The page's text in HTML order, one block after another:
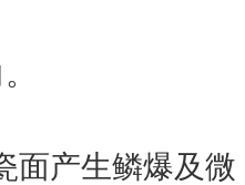
面产生鳞爆及微